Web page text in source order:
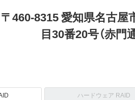
〒460-8315 愛知県名古屋
目30番20号（赤門
ハードウェア RAID